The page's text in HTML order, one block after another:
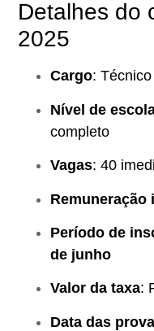
Detalhes do
2025
Cargo:
Nível de
completo
Vagas: 40
Remuneração
Período de
de junho
Valor da taxa:
Data das